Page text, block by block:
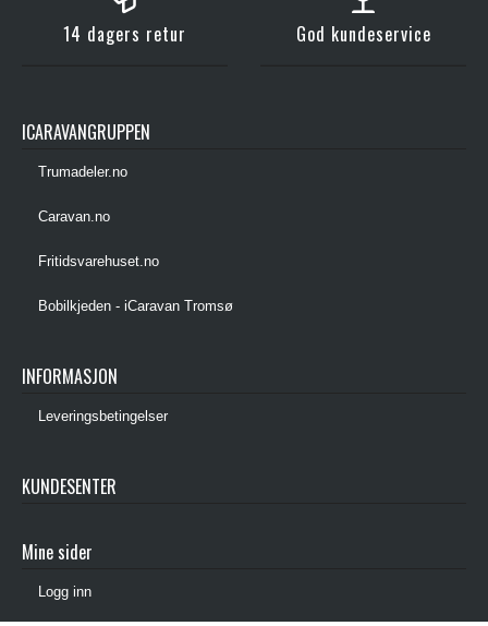
14 dagers retur God kundeservice
ICARAVANGRUPPEN
Trumadeler.no
Caravan.no
Fritidsvarehuset.no
Bobilkjeden - iCaravan Tromsø
INFORMASJON
Leveringsbetingelser
KUNDESENTER
Mine sider
Logg inn